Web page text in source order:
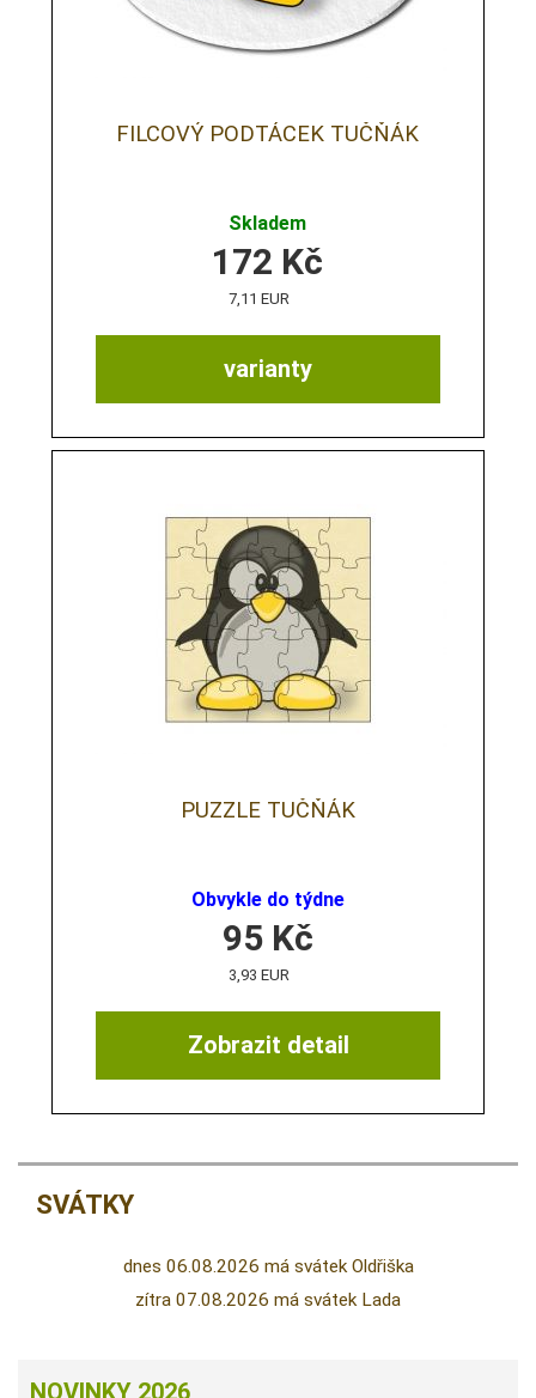
FILCOVÝ PODTÁCEK TUČŇÁK
Skladem
varianty
172 Kč
7,11 EUR
PUZZLE TUČŇÁK
Obvykle do týdne
Zobrazit detail
95 Kč
3,93 EUR
SVÁTKY
dnes 06.08.2026 má svátek Oldřiška
zítra 07.08.2026 má svátek Lada